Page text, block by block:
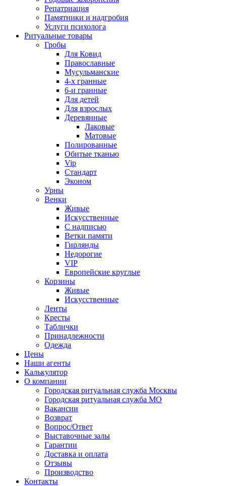
Репатриация
Памятники и надгробия
Услуги психолога
Ритуальные товары
Гробы
Для Ковид
Православные
Мусульманские
4-х гранные
6-и гранные
Для детей
Для взрослых
Деревянные
Лаковые
Матовые
Полированные
Обитые тканью
Vip
Стандарт
Эконом
Урны
Венки
Живые
Искусственные
С надписью
Ветки памяти
Гирлянды
Недорогие
VIP
Европейские круглые
Корзины
Живые
Искусственные
Ленты
Кресты
Таблички
Принадлежности
Одежда
Цены
Наши агенты
Калькулятор
О компании
Городская ритуальная служба Москвы
Городская ритуальная служба МО
Вакансии
Возврат
Вопрос/Ответ
Выставочные залы
Гарантии
Доставка и оплата
Отзывы
Производство
Контакты